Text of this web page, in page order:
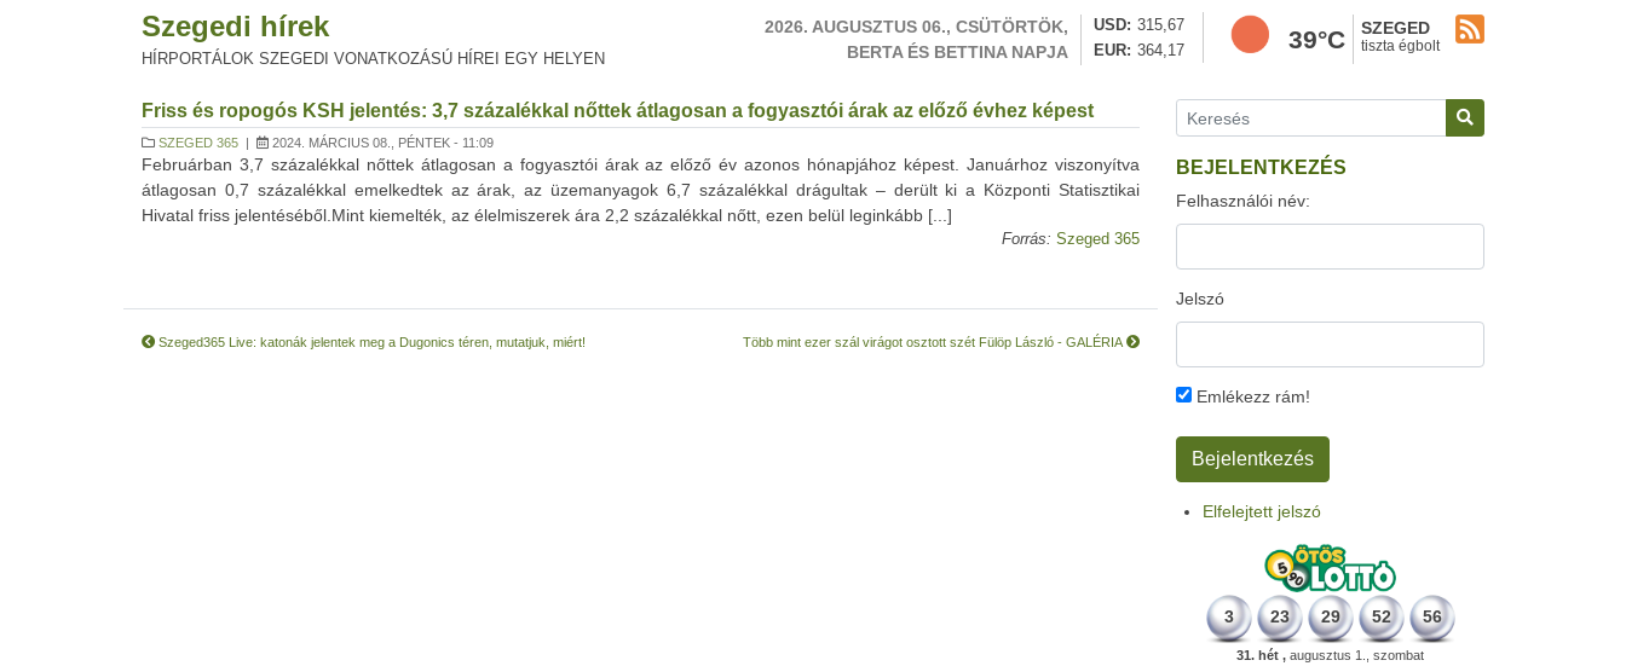
Szegedi hírek
HÍRPORTÁLOK SZEGEDI VONATKOZÁSÚ HÍREI EGY HELYEN
2026. AUGUSZTUS 06., CSÜTÖRTÖK,
BERTA ÉS BETTINA NAPJA
USD
315,67
EUR
364,17 39°C SZEGED
tiszta égbolt
Friss és ropogós KSH jelentés: 3,7 százalékkal nőttek átlagosan a fogyasztói árak az előző évhez képest
SZEGED 365 | 2024. MÁRCIUS 08., PÉNTEK - 11:09
Februárban 3,7 százalékkal nőttek átlagosan a fogyasztói árak az előző év azonos hónapjához képest. Januárhoz viszonyítva
átlagosan 0,7 százalékkal emelkedtek az árak, az üzemanyagok 6,7 százalékkal drágultak – derült ki a Központi Statisztikai
Hivatal friss jelentéséből.Mint kiemelték, az élelmiszerek ára 2,2 százalékkal nőtt, ezen belül leginkább [...]
Forrás: Szeged 365
Szeged365 Live: katonák jelentek meg a Dugonics téren, mutatjuk, miért! Több mint ezer szál virágot osztott szét Fülöp László - GALÉRIA
BEJELENTKEZÉS
Felhasználói név:
Jelszó
Emlékezz rám!
Elfelejtett jelszó
3 23 29 52 56
31. hét , augusztus 1., szombat